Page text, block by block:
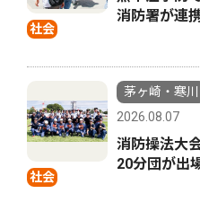
社会
消防署が連
社会
茅ヶ崎・寒川
2026.08.07
消防操法大
20分団が出